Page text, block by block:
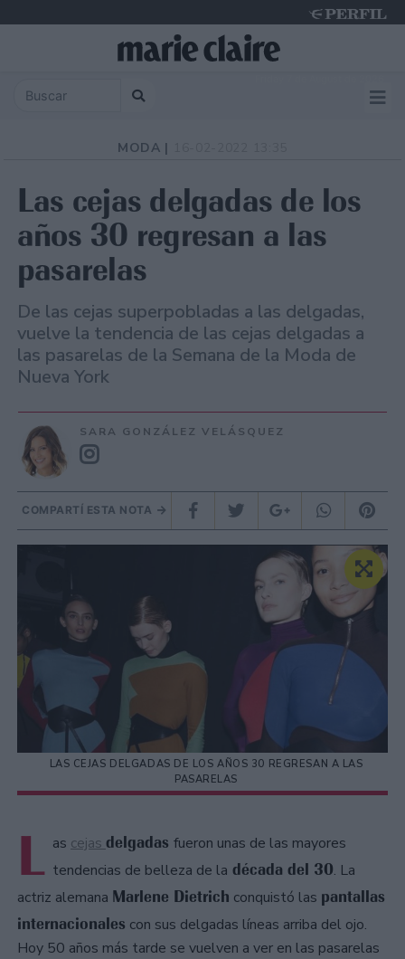
MODA |
Las cejas delgadas de los
años 30 regresan a las
pasarelas
De las cejas superpobladas a las delgadas,
vuelve la tendencia de las cejas delgadas a
las pasarelas de la Semana de la Moda de
Nueva York
SARA GONZÁLEZ VELÁSQUEZ
COMPARTÍ ESTA NOTA
LAS CEJAS DELGADAS DE LOS AÑOS 30 REGRESAN A LAS
PASARELAS
L as cejas delgadas fueron unas de las mayores
tendencias de belleza de la década del 30. La
actriz alemana Marlene Dietrich conquistó las pantallas
internacionales con sus delgadas líneas arriba del ojo.
Hoy 50 años más tarde se vuelven a ver en las pasarelas